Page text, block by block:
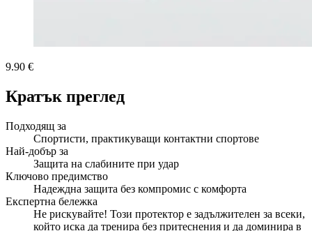
9.90 €
Кратък преглед
Подходящ за
Спортисти, практикуващи контактни спортове
Най-добър за
Защита на слабините при удар
Ключово предимство
Надеждна защита без компромис с комфорта
Експертна бележка
Не рискувайте! Този протектор е задължителен за всеки,
който иска да тренира без притеснения и да доминира в